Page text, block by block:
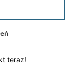
teraz!